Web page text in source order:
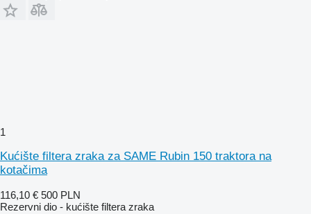
1
Kućište filtera zraka za SAME Rubin 150 traktora na
kotačima
116,10 € 500 PLN
Rezervni dio - kućište filtera zraka